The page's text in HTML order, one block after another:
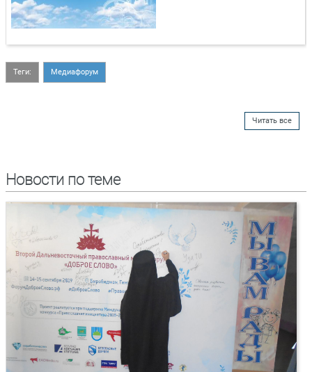
Теги: Медиафорум
Читать все
Новости по теме